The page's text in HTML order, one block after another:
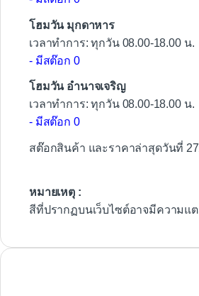
โฮมวัน มุกดาหาร
เวลาทำการ: ทุกวัน 08.00-18.00 น.
- มีสต๊อก 0
โฮมวัน อำนาจเจริญ
เวลาทำการ: ทุกวัน 08.00-18.00 น.
- มีสต๊อก 0
สต๊อกสินค้า และราคาล่าสุดวันที่
หมายเหตุ :
สีที่ปรากฏบนเว็บไซต์อาจมีความแ